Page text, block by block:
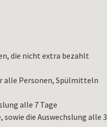
die nicht extra bezahlt
alle Personen, Spülmitteln
alle 7 Tage
die Auswechslung alle 3